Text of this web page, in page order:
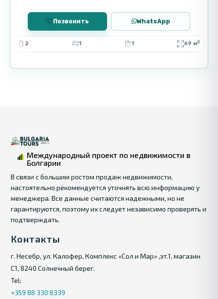
Локация
Село Тънково расположено в 5 км от
Покупка дома в Тънково — выгодное
вложение. Объект подходит для жизни и
сдачи в аренду. Высокий спрос на аренду
жилья в этом районе обеспечивает хорошую
доходность, что делает его интересным для
семей и инвесторов.
Позвонить WhatsApp
2 1 1 69 м2
Международный проект по недвижимости в
Болгарии
В связи с большим ростом продаж недвижимости,
настоятельно рекомендуется уточнять всю информацию у
менеджера. Все данные считаются надежными, но не
гарантируются, поэтому их следует независимо проверять и
подтверждать.
Контакты
г. Несебр, ул. Калофер, Комплекс «Сол и Мар» ,эт.1, магазин
С1, 8240 Солнечный берег.
Tel:
+359 88 330 8339